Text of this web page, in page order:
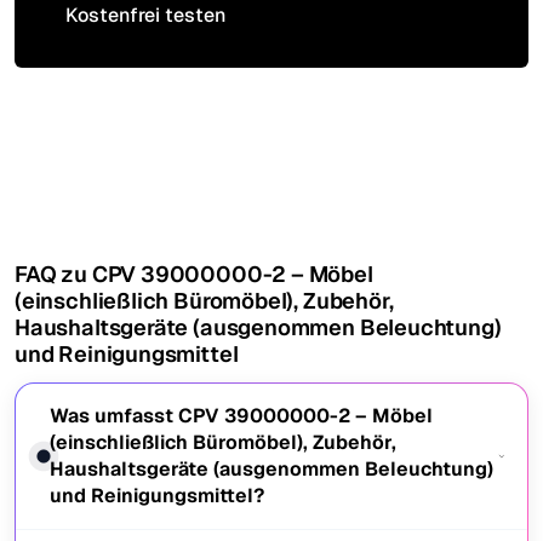
Kostenfrei testen
FAQ zu CPV 39000000-2 – Möbel
(einschließlich Büromöbel), Zubehör,
Haushaltsgeräte (ausgenommen Beleuchtung)
und Reinigungsmittel
Was umfasst CPV 39000000-2 – Möbel
(einschließlich Büromöbel), Zubehör,
Haushaltsgeräte (ausgenommen Beleuchtung)
und Reinigungsmittel?